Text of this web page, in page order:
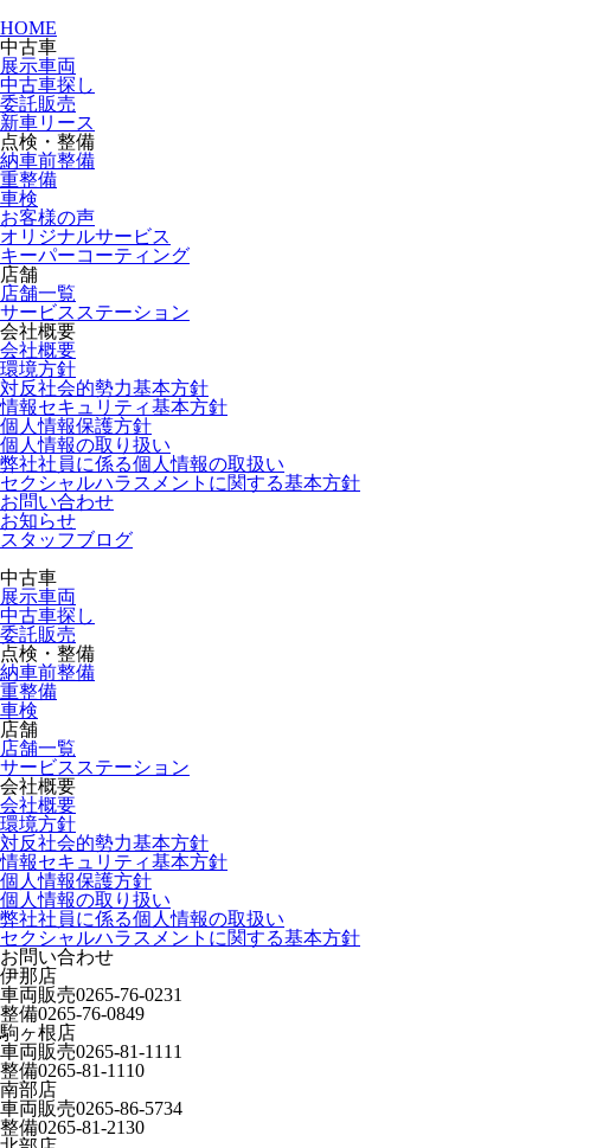
HOME
中古車
展示車両
中古車探し
委託販売
新車リース
点検・整備
納車前整備
重整備
車検
お客様の声
オリジナルサービス
キーパーコーティング
店舗
店舗一覧
サービスステーション
会社概要
会社概要
環境方針
対反社会的勢力基本方針
情報セキュリティ基本方針
個人情報保護方針
個人情報の取り扱い
弊社社員に係る個人情報の取扱い
セクシャルハラスメントに関する基本方針
お問い合わせ
お知らせ
スタッフブログ
中古車
展示車両
中古車探し
委託販売
点検・整備
納車前整備
重整備
車検
店舗
店舗一覧
サービスステーション
会社概要
会社概要
環境方針
対反社会的勢力基本方針
情報セキュリティ基本方針
個人情報保護方針
個人情報の取り扱い
弊社社員に係る個人情報の取扱い
セクシャルハラスメントに関する基本方針
お問い合わせ
伊那店
車両販売0265-76-0231
整備0265-76-0849
駒ヶ根店
車両販売0265-81-1111
整備0265-81-1110
南部店
車両販売0265-86-5734
整備0265-81-2130